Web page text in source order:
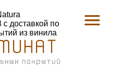
доставкой по
из винила